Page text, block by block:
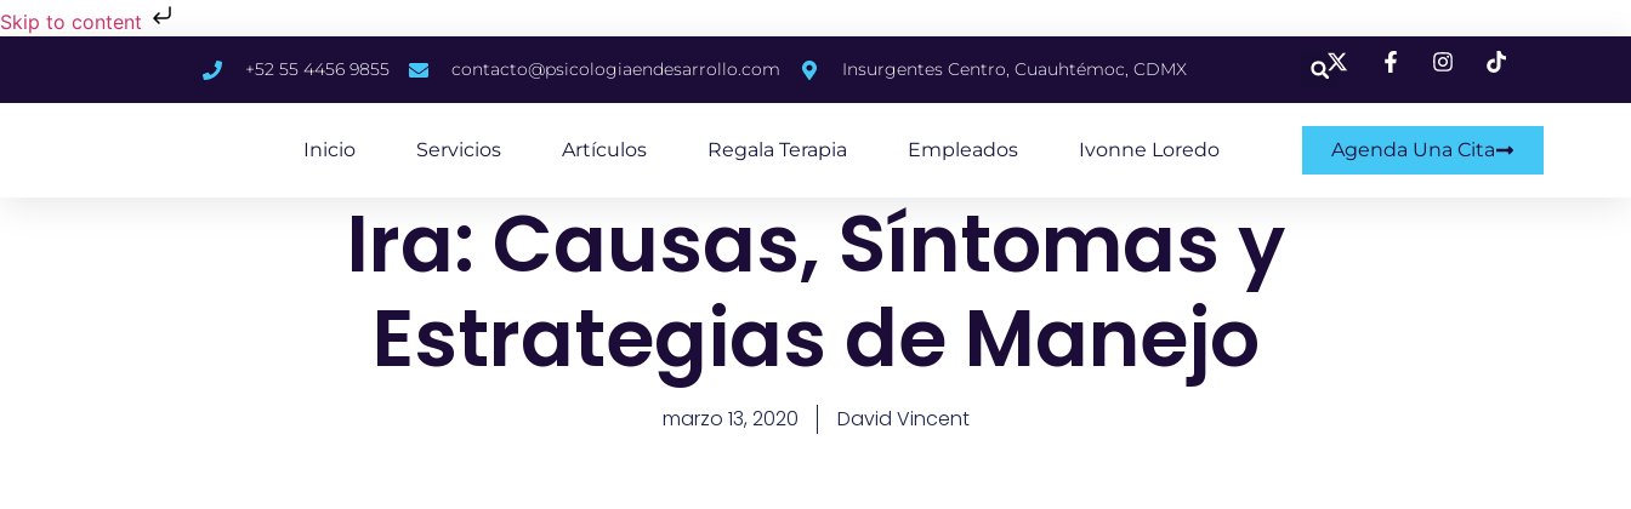
Skip to content
+52 55 4456 9855 contacto@psicologiaendesarrollo.com Insurgentes Centro, Cuauhtémoc, CDMX
Inicio Servicios Artículos Regala Terapia Empleados Ivonne Loredo Agenda Una Cita
Ira: Causas, Síntomas y
Estrategias de Manejo
marzo 13, 2020 David Vincent